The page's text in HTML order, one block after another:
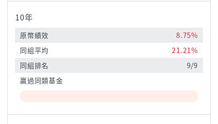
10年
原幣績效
8.75%
同組平均
21.21%
同組排名
9/9
贏過同類基金